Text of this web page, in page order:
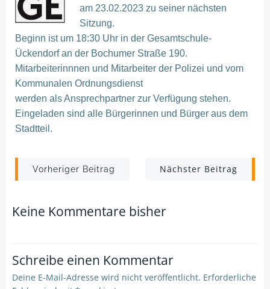
am 23.02.2023 zu seiner nächsten
Sitzung.
Beginn ist um 18:30 Uhr in der Gesamtschule-
Ückendorf an der Bochumer Straße 190.
Mitarbeiterinnnen und Mitarbeiter der Polizei und vom
Kommunalen Ordnungsdienst
werden als Ansprechpartner zur Verfügung stehen.
Eingeladen sind alle Bürgerinnen und Bürger aus dem
Stadtteil.
Post
navigation
Vorheriger Beitrag
Post
navigation
Nächster Beitrag
Keine Kommentare bisher
Schreibe einen Kommentar
Deine E-Mail-Adresse wird nicht veröffentlicht. Erforderliche